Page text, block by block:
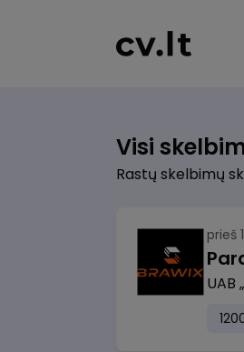
Visi
Rastų skelbimų
prieš
UAB